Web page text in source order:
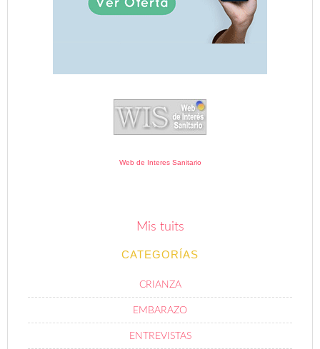
Web de Interes Sanitario
Mis tuits
CATEGORÍAS
CRIANZA
EMBARAZO
ENTREVISTAS